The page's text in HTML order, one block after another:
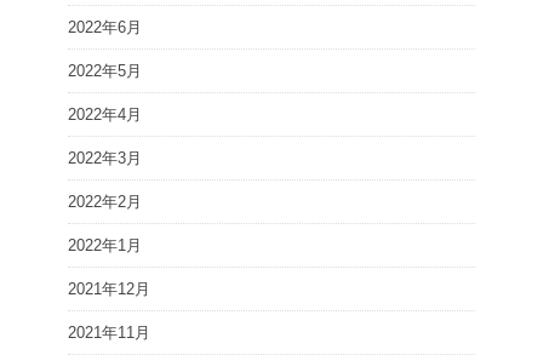
2022年6月
2022年5月
2022年4月
2022年3月
2022年2月
2022年1月
2021年12月
2021年11月